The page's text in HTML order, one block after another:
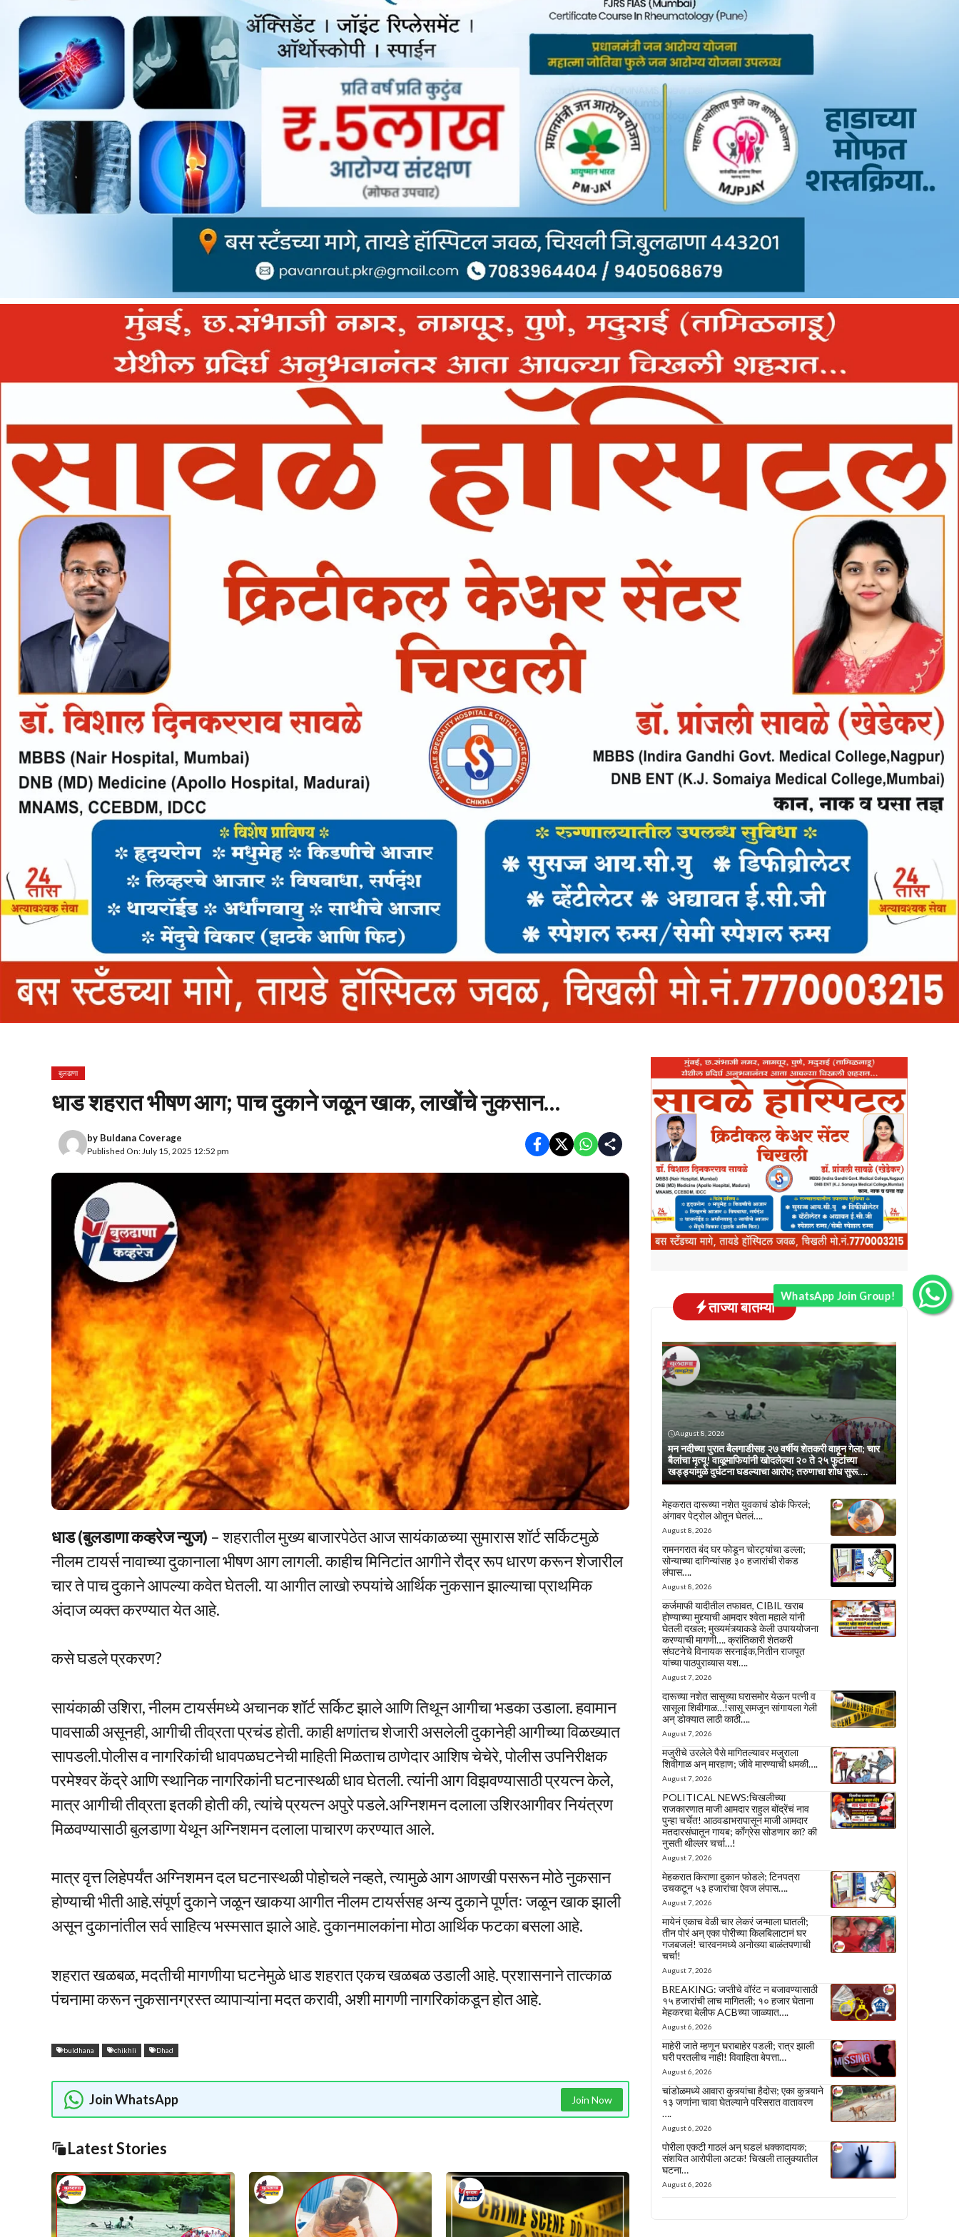
बुलढाणा
धाड शहरात भीषण आग; पाच दुकाने जळून खाक, लाखोंचे नुकसान…
by Buldana Coverage
Published On: July 15, 2025 12:52 pm
धाड (बुलडाणा कव्हरेज न्युज) – शहरातील मुख्य बाजारपेठेत आज सायंकाळच्या सुमारास शॉर्ट सर्किटमुळे
नीलम टायर्स नावाच्या दुकानाला भीषण आग लागली. काहीच मिनिटांत आगीने रौद्र रूप धारण करून शेजारील
चार ते पाच दुकाने आपल्या कवेत घेतली. या आगीत लाखो रुपयांचे आर्थिक नुकसान झाल्याचा प्राथमिक
अंदाज व्यक्त करण्यात येत आहे.
कसे घडले प्रकरण?
सायंकाळी उशिरा, नीलम टायर्समध्ये अचानक शॉर्ट सर्किट झाले आणि तिथून आगीचा भडका उडाला. हवामान
पावसाळी असूनही, आगीची तीव्रता प्रचंड होती. काही क्षणांतच शेजारी असलेली दुकानेही आगीच्या विळख्यात
सापडली.पोलीस व नागरिकांची धावपळघटनेची माहिती मिळताच ठाणेदार आशिष चेचेरे, पोलीस उपनिरीक्षक
परमेश्वर केंद्रे आणि स्थानिक नागरिकांनी घटनास्थळी धाव घेतली. त्यांनी आग विझवण्यासाठी प्रयत्न केले,
मात्र आगीची तीव्रता इतकी होती की, त्यांचे प्रयत्न अपुरे पडले.अग्निशमन दलाला उशिरआगीवर नियंत्रण
मिळवण्यासाठी बुलडाणा येथून अग्निशमन दलाला पाचारण करण्यात आले.
मात्र वृत्त लिहेपर्यंत अग्निशमन दल घटनास्थळी पोहोचले नव्हते, त्यामुळे आग आणखी पसरून मोठे नुकसान
होण्याची भीती आहे.संपूर्ण दुकाने जळून खाकया आगीत नीलम टायर्ससह अन्य दुकाने पूर्णतः जळून खाक झाली
असून दुकानांतील सर्व साहित्य भस्मसात झाले आहे. दुकानमालकांना मोठा आर्थिक फटका बसला आहे.
शहरात खळबळ, मदतीची मागणीया घटनेमुळे धाड शहरात एकच खळबळ उडाली आहे. प्रशासनाने तात्काळ
पंचनामा करून नुकसानग्रस्त व्यापाऱ्यांना मदत करावी, अशी मागणी नागरिकांकडून होत आहे.
buldhana chikhli Dhad
Join WhatsApp Join Now
Latest Stories
ताज्या बातम्या
August 8, 2026
मन नदीच्या पुरात बैलगाडीसह २७ वर्षीय शेतकरी वाहून गेला; चार
बैलांचा मृत्यू! वाळूमाफियांनी खोदलेल्या २० ते २५ फुटांच्या
खड्ड्यांमुळे दुर्घटना घडल्याचा आरोप; तरुणाचा शोध सुरू….
मेहकरात दारूच्या नशेत युवकाचं डोकं फिरलं;
अंगावर पेट्रोल ओतून घेतलं….
August 8, 2026
रामनगरात बंद घर फोडून चोरट्यांचा डल्ला;
सोन्याच्या दागिन्यांसह ३० हजारांची रोकड
लंपास….
August 8, 2026
कर्जमाफी यादीतील तफावत, CIBIL खराब
होण्याच्या मुद्द्याची आमदार श्वेता महाले यांनी
घेतली दखल; मुख्यमंत्र्याकडे केली उपाययोजना
करण्याची मागणी…. क्रांतिकारी शेतकरी
संघटनेचे विनायक सरनाईक,नितीन राजपूत
यांच्या पाठपुराव्यास यश….
August 7, 2026
दारूच्या नशेत सासूच्या घरासमोर येऊन पत्नी व
सासूला शिवीगाळ…!सासू समजून सांगायला गेली
अन् डोक्यात लाठी काठी….
August 7, 2026
मजुरीचे उरलेले पैसे मागितल्यावर मजुराला
शिवीगाळ अन् मारहाण; जीवे मारण्याची धमकी….
August 7, 2026
POLITICAL NEWS:चिखलीच्या
राजकारणात माजी आमदार राहुल बोंद्रेंचं नाव
पुन्हा चर्चेत! आठवडाभरापासून माजी आमदार
मतदारसंघातून गायब; काँग्रेस सोडणार का? की
नुसती थील्लर चर्चा…!
August 7, 2026
मेहकरात किराणा दुकान फोडले; टिनपत्रा
उचकटून ५३ हजारांचा ऐवज लंपास….
August 7, 2026
मायेनं एकाच वेळी चार लेकरं जन्माला घातली;
तीन पोरं अन् एका पोरीच्या किलबिलाटानं घर
गजबजलं! चारवनमध्ये अनोख्या बाळंतपणाची
चर्चा!
August 7, 2026
BREAKING: जप्तीचे वॉरंट न बजावण्यासाठी
१५ हजारांची लाच मागितली; १० हजार घेताना
मेहकरचा बेलीफ ACBच्या जाळ्यात….
August 6, 2026
माहेरी जाते म्हणून घराबाहेर पडली; रात्र झाली
घरी परतलीच नाही! विवाहिता बेपत्ता…
August 6, 2026
चांडोळमध्ये आवारा कुत्र्यांचा हैदोस; एका कुत्र्याने
१३ जणांना चावा घेतल्याने परिसरात वातावरण
….
August 6, 2026
पोरीला एकटी गाठलं अन् घडलं धक्कादायक;
संशयित आरोपीला अटक! चिखली तालुक्यातील
घटना…
August 6, 2026
WhatsApp Join Group!